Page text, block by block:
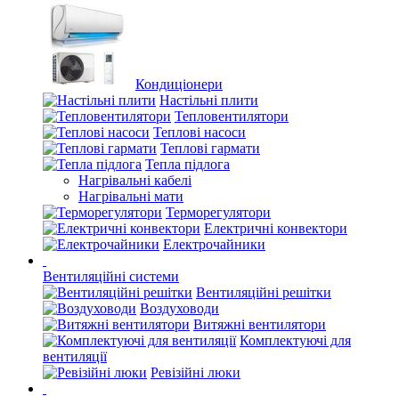
Кондиціонери
Настільні плити
Тепловентилятори
Теплові насоси
Теплові гармати
Тепла підлога
Нагрівальні кабелі
Нагрівальні мати
Терморегулятори
Електричні конвектори
Електрочайники
Вентиляційні системи
Вентиляційні решітки
Воздуховоди
Витяжні вентилятори
Комплектуючі для
вентиляції
Ревізійні люки